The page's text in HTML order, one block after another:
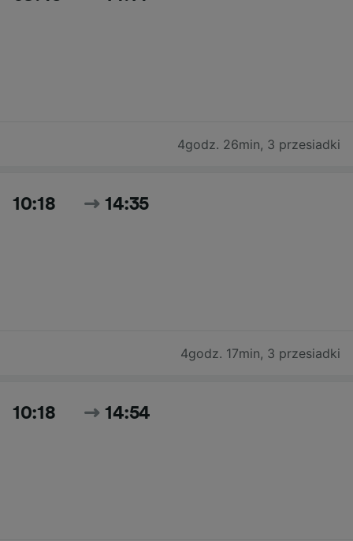
4godz. 26min, 3 przesiadki
10:18 14:35
4godz. 17min, 3 przesiadki
10:18 14:54